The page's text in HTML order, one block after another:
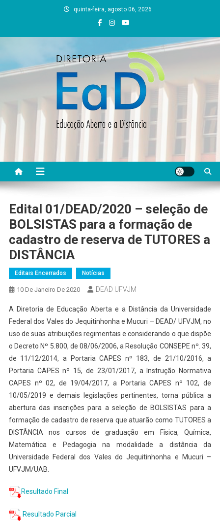
quinta-feira, agosto 06, 2026
DEAD UFVJM
Edital 01/DEAD/2020 – seleção de
BOLSISTAS para a formação de
cadastro de reserva de TUTORES a
DISTÂNCIA
Editais Encerrados Notícias
10 De Janeiro De 2020 DEAD UFVJM
A Diretoria de Educação Aberta e a Distância da Universidade
Federal dos Vales do Jequitinhonha e Mucuri – DEAD/ UFVJM, no
uso de suas atribuições regimentais e considerando o que dispõe
o Decreto Nº 5.800, de 08/06/2006, a Resolução CONSEPE nº. 39,
de 11/12/2014, a Portaria CAPES nº 183, de 21/10/2016, a
Portaria CAPES nº 15, de 23/01/2017, a Instrução Normativa
CAPES nº 02, de 19/04/2017, a Portaria CAPES nº 102, de
10/05/2019 e demais legislações pertinentes, torna pública a
abertura das inscrições para a seleção de BOLSISTAS para a
formação de cadastro de reserva que atuarão como TUTORES a
DISTÂNCIA nos cursos de graduação em Física, Química,
Matemática e Pedagogia na modalidade a distância da
Universidade Federal dos Vales do Jequitinhonha e Mucuri –
UFVJM/UAB.
Resultado Final
Resultado Parcial